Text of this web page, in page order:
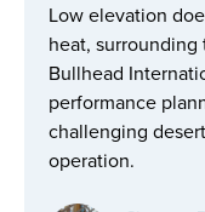
Low elevation
heat,
Bullhead
performance
challenging
operation.